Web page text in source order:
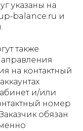
указаны на
balance.ru и
также
на контактный
и/или
номер
обязан